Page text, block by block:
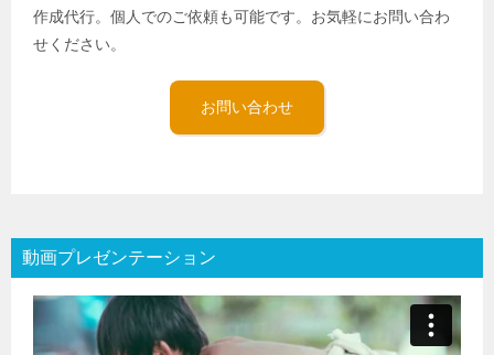
作成代行。個人でのご依頼も可能です。お気軽にお問い合わ
せください。
お問い合わせ
動画プレゼンテーション